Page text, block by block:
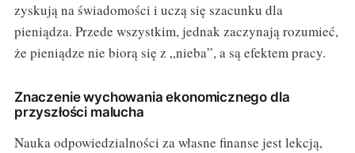
zyskują na świadomości i uczą się szacunku dla
pieniądza. Przede wszystkim, jednak zaczynają rozumieć,
że pieniądze nie biorą się z „nieba”, a są efektem pracy.
Znaczenie wychowania ekonomicznego dla
przyszłości malucha
Nauka odpowiedzialności za własne finanse jest lekcją,